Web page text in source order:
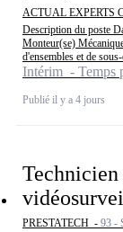
ACTUAL EXPERTS
Description du poste
Monteur(se)
d'ensembles et de sous-
Intérim - Temps
Publié il y a 4 jours
PRESTATECH - 93 -